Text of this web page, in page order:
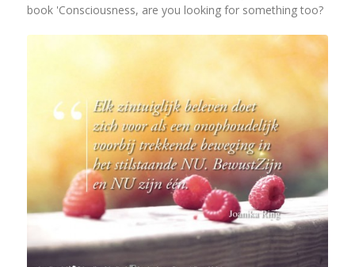
book 'Consciousness, are you looking for something too?